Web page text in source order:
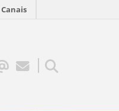
Canais